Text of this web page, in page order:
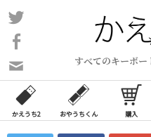
コ
ン
ン
ツ
ス
すべてのキーボー
い
合
わ
かえうち2 おやうちくん 購入